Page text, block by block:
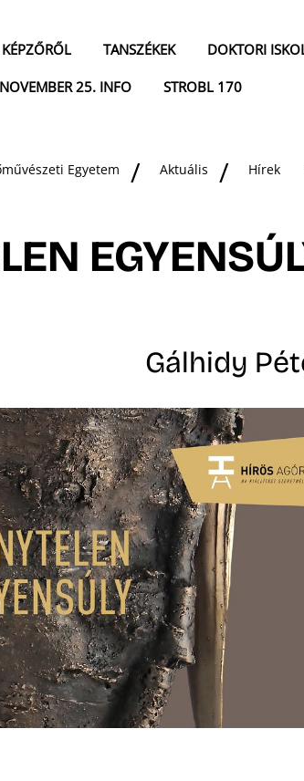
TANSZÉKEK DOKTORI
NOVEMBER 25. INFO STROBL 170
Egyetem Aktuális Hírek
Gálhidy